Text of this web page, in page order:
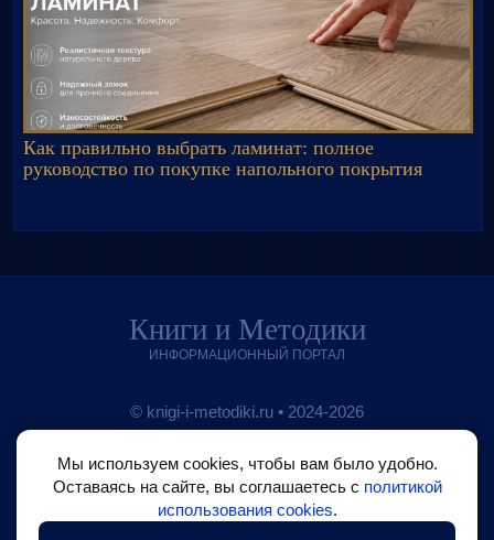
Как правильно выбрать ламинат: полное
руководство по покупке напольного покрытия
Книги и Методики
ИНФОРМАЦИОННЫЙ ПОРТАЛ
© knigi-i-metodiki.ru • 2024-2026
О проекте
Блог на Boosty
Обратная связь
Мы используем cookies, чтобы вам было удобно.
Оставаясь на сайте, вы соглашаетесь с политикой
использования cookies.